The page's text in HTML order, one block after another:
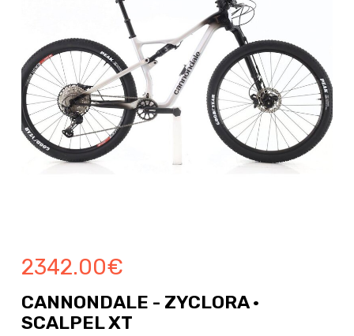
2342.00€
CANNONDALE - ZYCLORA ·
SCALPEL XT